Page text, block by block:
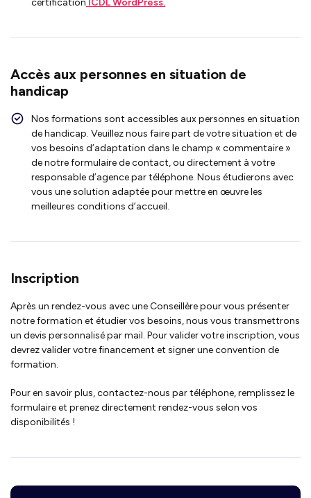
Accès aux personnes en situation de
handicap
Nos formations sont accessibles aux personnes en situation
de handicap. Veuillez nous faire part de votre situation et de
vos besoins d’adaptation dans le champ « commentaire »
de notre formulaire de contact, ou directement à votre
responsable d’agence par téléphone. Nous étudierons avec
vous une solution adaptée pour mettre en œuvre les
meilleures conditions d’accueil.
Inscription
Après un rendez-vous avec une Conseillère pour vous présenter
notre formation et étudier vos besoins, nous vous transmettrons
un devis personnalisé par mail. Pour valider votre inscription, vous
devrez valider votre financement et signer une convention de
formation.
Pour en savoir plus, contactez-nous par téléphone, remplissez le
formulaire et prenez directement rendez-vous selon vos
disponibilités !